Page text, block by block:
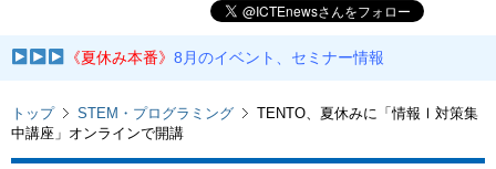
《夏休み本番》8月のイベント、セミナー情報
トップ STEM・プログラミング
TENTO、夏休みに「情報Ⅰ対策集
中講座」オンラインで開講